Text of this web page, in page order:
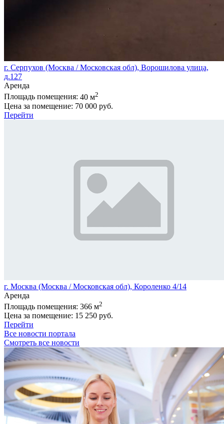
г. Серпухов (Москва / Московская обл), Ворошилова улица,
д.127
Аренда
Площадь помещения: 40 м2
Цена за помещение: 70 000 руб.
Перейти
г. Москва (Москва / Московская обл), Короленко 4/14
Аренда
Площадь помещения: 366 м2
Цена за помещение: 15 250 руб.
Перейти
Все новости портала
Смотреть все новости